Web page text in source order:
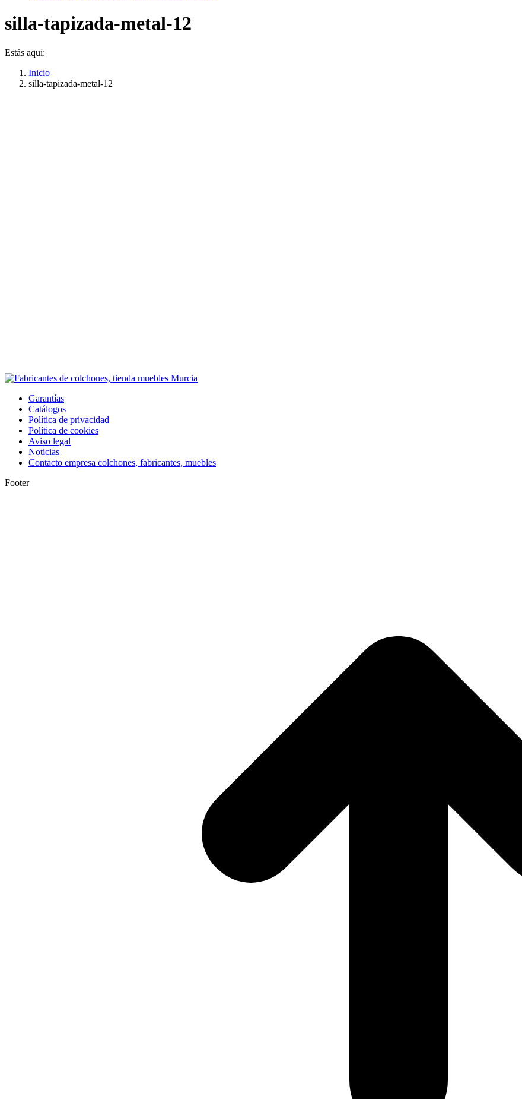
silla-tapizada-metal-12
Estás aquí:
Inicio
silla-tapizada-metal-12
Garantías
Catálogos
Política de privacidad
Política de cookies
Aviso legal
Noticias
Contacto empresa colchones, fabricantes, muebles
Footer